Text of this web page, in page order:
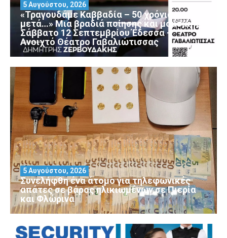
«Τραγουδάμε Καββαδία – 50 χρόνια
μετά…» Μια βραδιά ποίησης και μουσικής
Σάββατο 12 Σεπτεμβρίου Έδεσσα –
Ανοιχτό Θέατρο Γαβαλιώτισσας
5 Αυγούστου, 2026
Συνελήφθη ένα άτομο για τηλεφωνικές
απάτες σε βάρος ηλικιωμένων σε Πιερία
και Φλώρινα
5 Αυγούστου, 2026